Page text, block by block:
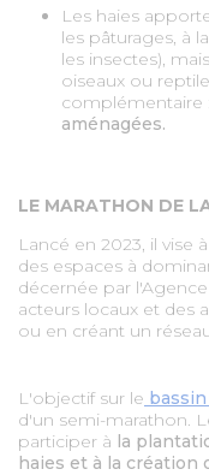
Les haies
les pâturages, à
les insectes),
oiseaux ou
complémentaire :
aménagées.
LE MARATHON DE
Lancé en 2023, il vise
des espaces à
décernée par
acteurs locaux et des
ou en créant un
L'objectif sur le
d'un semi-marathon.
participer à la
haies et à la création